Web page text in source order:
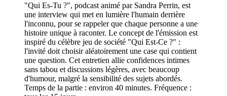
"Qui Es-Tu ?", podcast animé par Sandra Perrin, est
une interview qui met en lumière l'humain derrière
l'inconnu, pour se rappeler que chaque personne a une
histoire unique à raconter. Le concept de l'émission est
inspiré du célèbre jeu de société "Qui Est-Ce ?" :
l'invité doit choisir aléatoirement une case qui contient
une question. Cet entretien allie confidences intimes
sans tabou et discussions légères, avec beaucoup
d'humour, malgré la sensibilité des sujets abordés.
Temps de la partie : environ 40 minutes. Fréquence :